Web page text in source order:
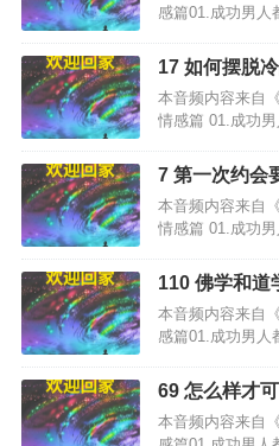
感篇01.成功男人
17 如何摆脱
本音频内容来自
情感篇 01.成功男
7 第一次约会
本音频内容来自
情感篇 01.成功男
110 佛学和道
吗？
本音频内容来自
感篇01.成功男人
69 怎么样才
本音频内容来自